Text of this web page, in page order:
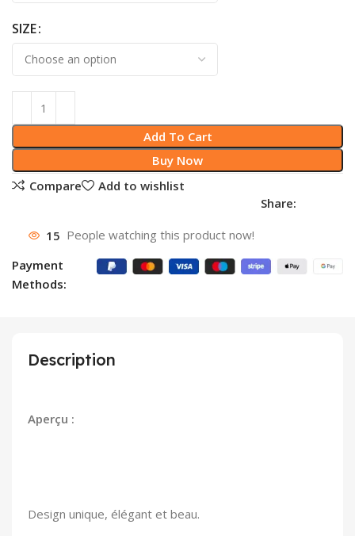
SIZE
Add To Cart
Buy Now
Compare
Add to wishlist
Share:
15 People watching this product now!
Payment
Methods:
Description
Aperçu :
Design unique, élégant et beau.